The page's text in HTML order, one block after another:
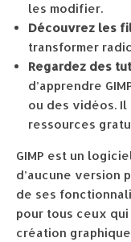
les modifier.
Découvrez les
transformer
Regardez des
d’apprendre
ou des vidéos.
ressources
GIMP est un
d’aucune version
de ses
pour tous ceux
création